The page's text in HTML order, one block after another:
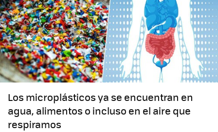
Los microplásticos ya se encuentran en
agua, alimentos o incluso en el aire que
respiramos